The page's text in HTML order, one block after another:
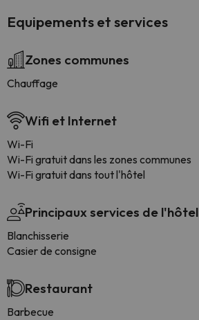
Equipements et services
Zones communes
Chauffage
Wifi et Internet
Wi-Fi
Wi-Fi gratuit dans les zones communes
Wi-Fi gratuit dans tout l'hôtel
Principaux services de l'hôtel
Blanchisserie
Casier de consigne
Restaurant
Barbecue